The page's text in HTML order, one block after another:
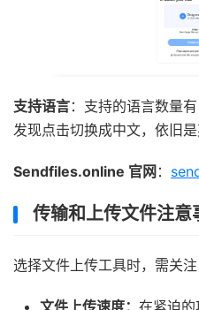
支持语言：支持的语言数量
发现点击切换成中文，依旧是
Sendfiles.online 官网 ：
传输和上传文件注意
选择文件上传工具时，需关注
文件上传速度： 在紧迫